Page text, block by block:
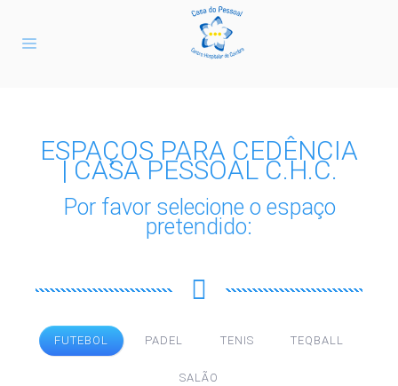
ESPAÇOS PARA CEDÊNCIA
| CASA PESSOAL C.H.C.
Por favor selecione o espaço
pretendido:
FUTEBOL PADEL TENIS TEQBALL
SALÃO